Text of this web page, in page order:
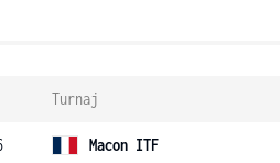
Turnaj
Macon ITF